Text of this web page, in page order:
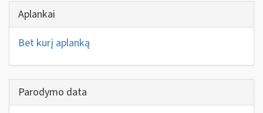
Aplankai
Bet kurį aplanką
Parodymo data